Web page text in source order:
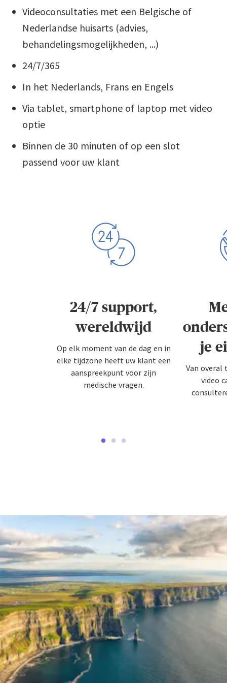
Videoconsultaties met een Belgische of
Nederlandse huisarts (advies,
behandelingsmogelijkheden, ...)
24/7/365
In het Nederlands, Frans en Engels
Via tablet, smartphone of laptop met video
optie
Binnen de 30 minuten of op een slot
passend voor uw klant
24/7 support,
wereldwijd
Op elk moment van de dag en in
elke tijdzone heeft uw klant een
aanspreekpunt voor zijn
medische vragen.
je
Van overal
video